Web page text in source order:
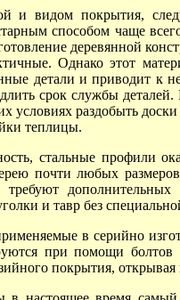
и видом покрытия,
способом чаще
деревянной
Однако этот
детали и приводит к
срок службы
условиях раздобыть
теплицы.
стальные профили
почти любых
и тавр без
в серийно
при помощи болтов
покрытия, открывая